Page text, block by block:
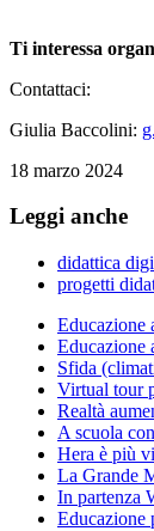
Ti interessa
Contattaci:
Giulia Baccolini:
18 marzo 2024
Leggi anche
didattica
progetti
Educazione
Educazione
Sfida
Virtual tour
Realtà
A scuola
Hera è più
La Grande
In partenza
Educazione